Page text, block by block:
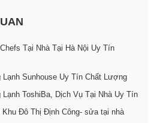
Tại Nhà Tại Hà Nội Uy Tín
Sunhouse Uy Tín Chất Lượng
ToshiBa, Dịch Vụ Tại Nhà Uy Tín
Đô Thị Định Công- sửa tại nhà